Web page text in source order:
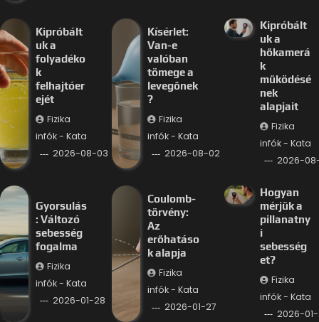
Kipróbált
uk a
folyadéko
k
felhajtóer
ejét
Fizika
infók - Kata
2026-08-03
Kísérlet:
Van-e
valóban
tömege a
levegőnek
?
Fizika
infók - Kata
2026-08-02
Kipróbált
uk a
hőkamerá
k
működésé
nek
alapjait
Fizika
infók - Kata
2026-
Gyorsulás
: Változó
sebesség
fogalma
Fizika
infók - Kata
2026-01-28
Coulomb-
törvény:
Az
erőhatáso
k alapja
Fizika
infók - Kata
2026-01-27
Hogyan
mérjük a
pillanatny
i
sebesség
et?
Fizika
infók - Kata
2026-